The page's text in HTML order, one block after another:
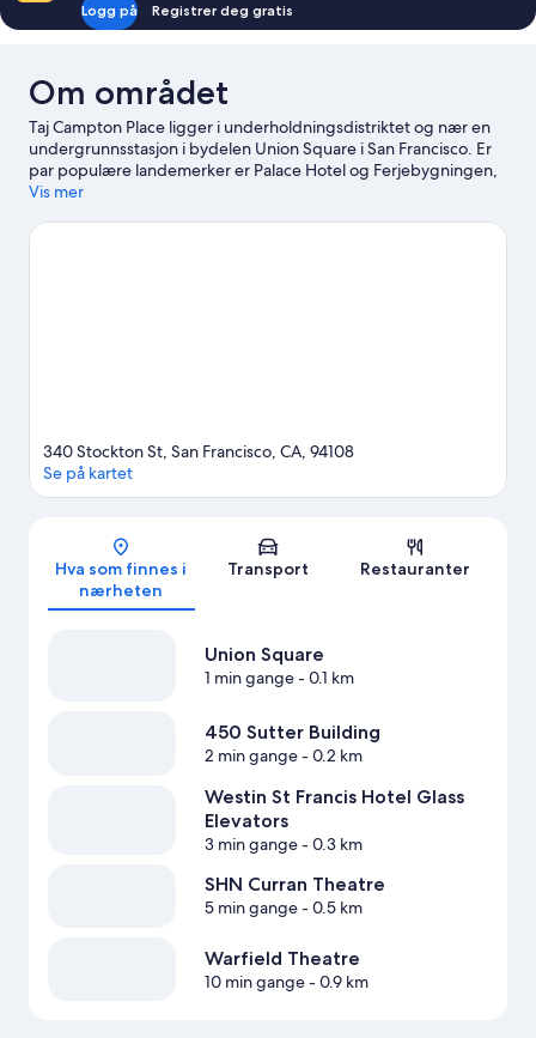
Logg på Registrer deg gratis
Om området
Taj Campton Place ligger i underholdningsdistriktet og nær en
undergrunnsstasjon i bydelen Union Square i San Francisco. Er
par populære landemerker er Palace Hotel og Ferjebygningen,
mens Bill Graham kommunale auditorium og California
Du kan se om det skjer noe kult på Oracle Park, og hvis du har
Vis mer
Kart
340 Stockton St, San Francisco, CA, 94108
Se på kartet
Hva som finnes i
nærheten
Transport Restauranter
Union Square
1 min gange- 0.1 km
450 Sutter Building
2 min gange- 0.2 km
Westin St Francis Hotel Glass
Elevators
3 min gange- 0.3 km
SHN Curran Theatre
5 min gange- 0.5 km
Warfield Theatre
10 min gange- 0.9 km